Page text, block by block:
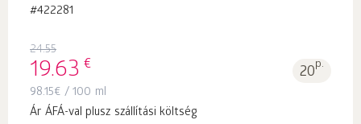
#422281
24.55
19.63 € 20p.
98.15€ / 100 ml
Ár ÁFÁ-val plusz szállítási költség